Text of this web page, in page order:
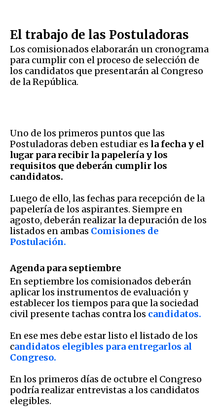
El trabajo de las Postuladoras
Los comisionados elaborarán un cronograma
para cumplir con el proceso de selección de
los candidatos que presentarán al Congreso
de la República.
Uno de los primeros puntos que las
Postuladoras deben estudiar es la fecha y el
lugar para recibir la papelería y los
requisitos que deberán cumplir los
candidatos.
Luego de ello, las fechas para recepción de la
papelería de los aspirantes. Siempre en
agosto, deberán realizar la depuración de los
listados en ambas Comisiones de
Postulación.
Agenda para septiembre
En septiembre los comisionados deberán
aplicar los instrumentos de evaluación y
establecer los tiempos para que la sociedad
civil presente tachas contra los candidatos.
En ese mes debe estar listo el listado de los
candidatos elegibles para entregarlos al
Congreso.
En los primeros días de octubre el Congreso
podría realizar entrevistas a los candidatos
elegibles.